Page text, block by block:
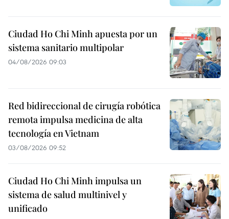
Ciudad Ho Chi Minh apuesta por un
sistema sanitario multipolar
04/08/2026 09:03
Red bidireccional de cirugía robótica
remota impulsa medicina de alta
tecnología en Vietnam
03/08/2026 09:52
Ciudad Ho Chi Minh impulsa un
sistema de salud multinivel y
unificado